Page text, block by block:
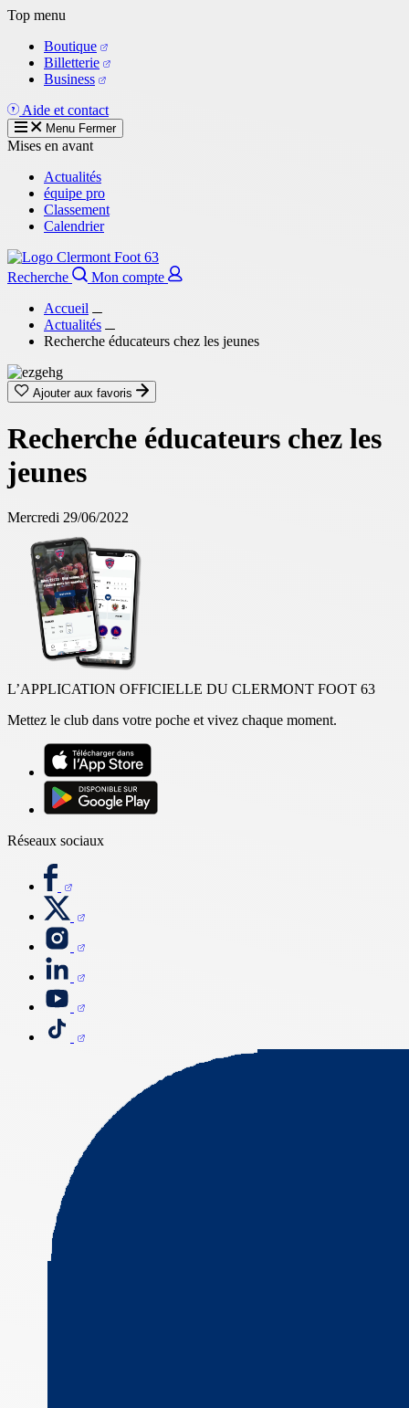
Aller
contenu
principal
Top menu
Boutique
Billetterie
Business
Aide et contact
Menu Fermer
Mises en avant
Actualités
équipe pro
Classement
Calendrier
Recherche
Mon compte
Accueil
Actualités
Recherche éducateurs chez les jeunes
Ajouter aux favoris
Recherche éducateurs chez les
jeunes
Mercredi 29/06/2022
L’APPLICATION OFFICIELLE DU CLERMONT FOOT 63
Mettez le club dans votre poche et vivez chaque moment.
Réseaux sociaux